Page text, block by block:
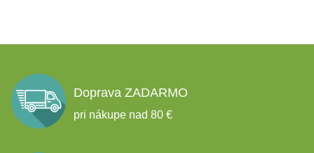
Doprava ZADARMO
pri nákupe nad 80 €